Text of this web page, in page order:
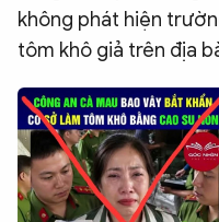
ĐA PHƯƠNG TIỆN
eMagazine
Video
Infographic
Chuyên trangAn ninh thế giới
không phát hiện
tôm khô giả trên địa